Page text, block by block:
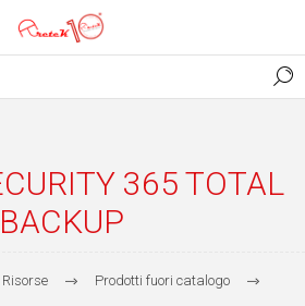
PRIVACY ABOUT US
365 TOTAL
BACKUP
Risorse Prodotti fuori catalogo